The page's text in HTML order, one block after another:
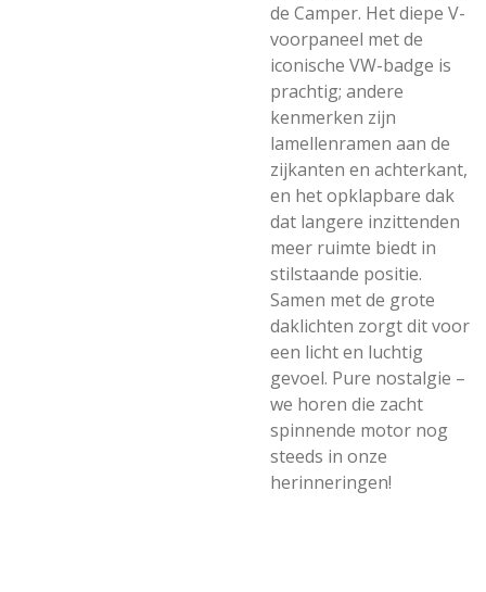
de Camper. Het diepe V-
voorpaneel met de
iconische VW-badge is
prachtig; andere
kenmerken zijn
lamellenramen aan de
zijkanten en achterkant,
en het opklapbare dak
dat langere inzittenden
meer ruimte biedt in
stilstaande positie.
Samen met de grote
daklichten zorgt dit voor
een licht en luchtig
gevoel. Pure nostalgie –
we horen die zacht
spinnende motor nog
steeds in onze
herinneringen!